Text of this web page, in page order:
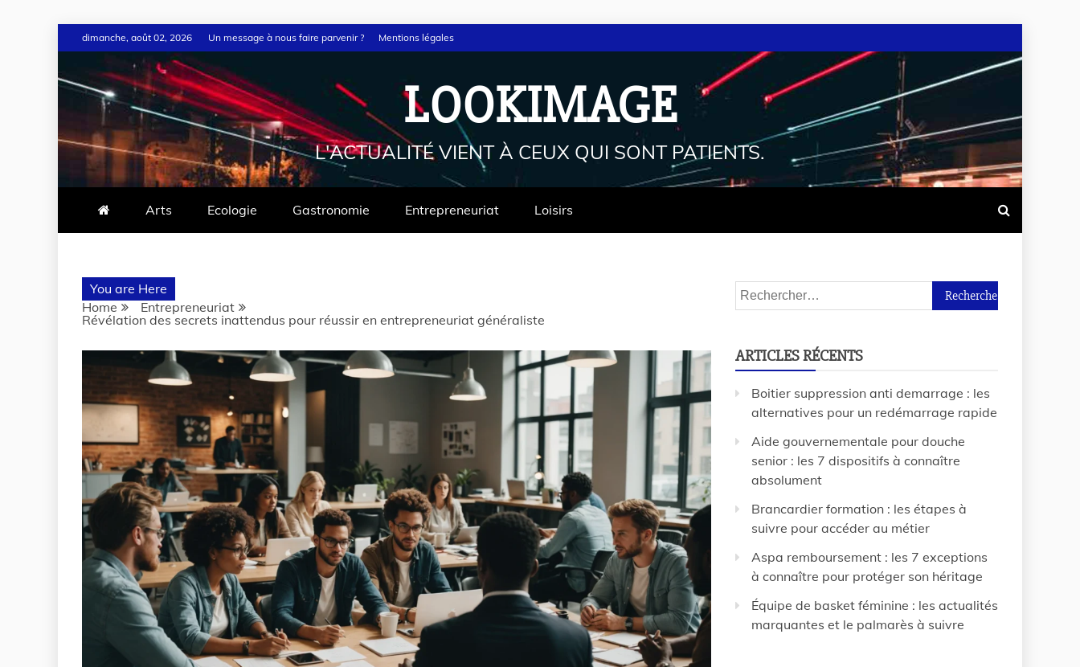
dimanche, août 02, 2026 Un message à nous faire parvenir ? Mentions légales
LOOKIMAGE
L'ACTUALITÉ VIENT À CEUX QUI SONT PATIENTS.
Arts Ecologie Gastronomie Entrepreneuriat Loisirs
You are Here
Home
Entrepreneuriat
Révélation des secrets inattendus pour réussir en entrepreneuriat généraliste
ARTICLES RÉCENTS
Boitier suppression anti demarrage : les
alternatives pour un redémarrage rapide
Aide gouvernementale pour douche
senior : les 7 dispositifs à connaître
absolument
Brancardier formation : les étapes à
suivre pour accéder au métier
Aspa remboursement : les 7 exceptions
à connaître pour protéger son héritage
Équipe de basket féminine : les actualités
marquantes et le palmarès à suivre